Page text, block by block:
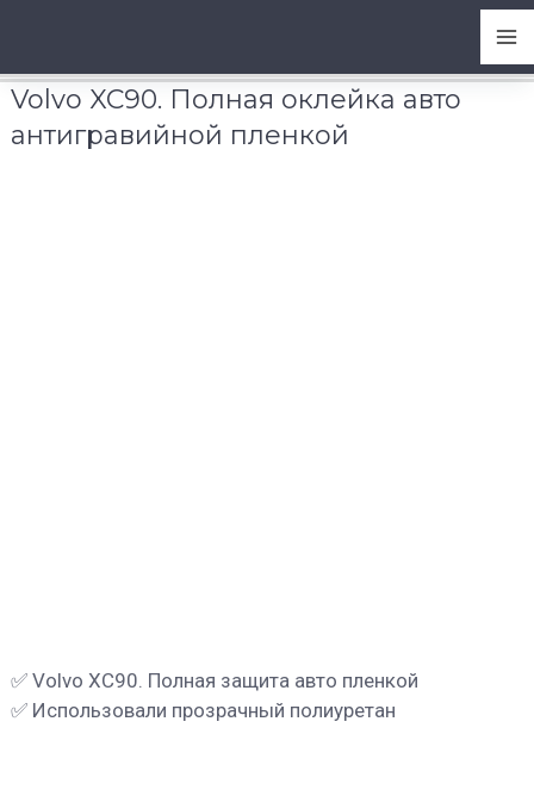
содержимому
Volvo XC90. Полная оклейка авто
антигравийной пленкой
✅ Volvo XC90. Полная защита авто пленкой
✅ Использовали прозрачный полиуретан